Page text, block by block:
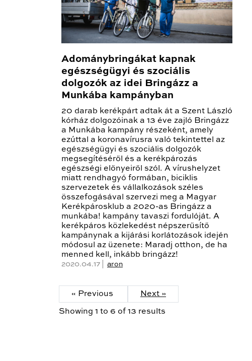
Adománybringákat kapnak
egészségügyi és szociális
dolgozók az idei Bringázz a
Munkába kampányban
20 darab kerékpárt adtak át a Szent László
kórház dolgozóinak a 13 éve zajló Bringázz
a Munkába kampány részeként, amely
ezúttal a koronavírusra való tekintettel az
egészségügyi és szociális dolgozók
megsegítéséről és a kerékpározás
egészségi előnyeiről szól. A vírushelyzet
miatt rendhagyó formában, biciklis
szervezetek és vállalkozások széles
összefogásával szervezi meg a Magyar
Kerékpárosklub a 2020-as Bringázz a
munkába! kampány tavaszi fordulóját. A
kerékpáros közlekedést népszerűsítő
kampánynak a kijárási korlátozások idején
módosul az üzenete: Maradj otthon, de ha
menned kell, inkább bringázz!
2020.04.17 | aron
« Previous Next »
Showing 1 to 6 of 13 results